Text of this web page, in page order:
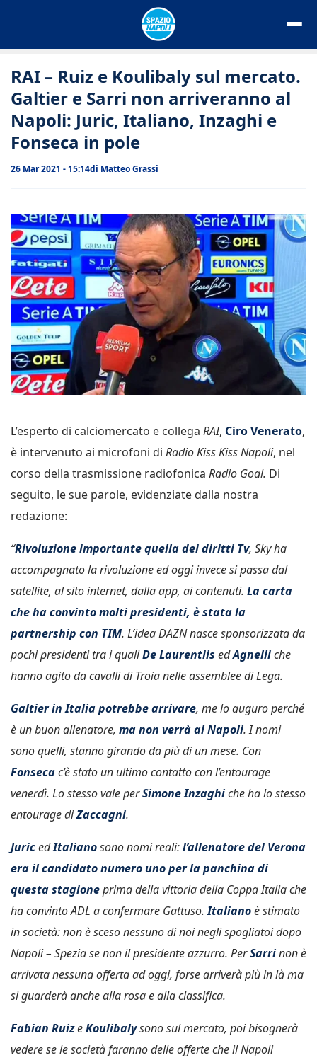
RAI – Ruiz e Koulibaly sul mercato.
Galtier e Sarri non arriveranno al
Napoli: Juric, Italiano, Inzaghi e
Fonseca in pole
26 Mar 2021 - 15:14di Matteo Grassi
L’esperto di calciomercato e collega RAI, Ciro Venerato,
è intervenuto ai microfoni di Radio Kiss Kiss Napoli, nel
corso della trasmissione radiofonica Radio Goal. Di
seguito, le sue parole, evidenziate dalla nostra
redazione:
“Rivoluzione importante quella dei diritti Tv, Sky ha
accompagnato la rivoluzione ed oggi invece si passa dal
satellite, al sito internet, dalla app, ai contenuti. La carta
che ha convinto molti presidenti, è stata la
partnership con TIM. L’idea DAZN nasce sponsorizzata da
pochi presidenti tra i qualiDe Laurentiis edAgnelliche
hanno agito da cavalli di Troia nelle assemblee di Lega.
Galtier in Italia potrebbe arrivare, me lo auguro perché
è un buon allenatore, ma non verrà al Napoli. I nomi
sono quelli, stanno girando da più di un mese. Con
Fonsecac’è stato un ultimo contatto con l’entourage
venerdì. Lo stesso vale perSimone Inzaghiche ha lo stesso
entourage diZaccagni.
JuricedItalianosono nomi reali:l’allenatore del Verona
era il candidato numero uno per la panchina di
questa stagioneprima della vittoria della Coppa Italia che
ha convinto ADL a confermare Gattuso.Italianoè stimato
in società: non è sceso nessuno di noi negli spogliatoi dopo
Napoli – Spezia se non il presidente azzurro. PerSarrinon è
arrivata nessuna offerta ad oggi, forse arriverà più in là ma
si guarderà anche alla rosa e alla classifica.
Fabian RuizeKoulibalysono sul mercato, poi bisognerà
vedere se le società faranno delle offerte che il Napoli